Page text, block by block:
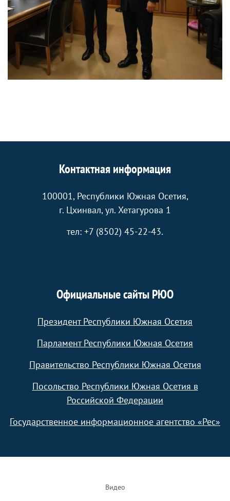
Контактная информация
100001, Республики Южная Осетия,
г. Цхинвал, ул. Хетагурова 1
тел: +7 (8502) 45-22-43.
Официальные сайты РЮО
Президент Республики Южная Осетия
Парламент Республики Южная Осетия
Правительство Республики Южная Осетия
Посольство Республики Южная Осетия в
Российской Федерации
Государственное информационное агентство «Рес»
Видео